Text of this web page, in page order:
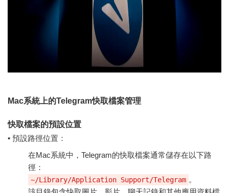
Mac系統上的Telegram快取檔案管理
快取檔案的預設位置
• 預設路徑位置：
在Mac系統中，Telegram的快取檔案通常儲存在以下路
徑：
~/Library/Application Support/Telegram 。